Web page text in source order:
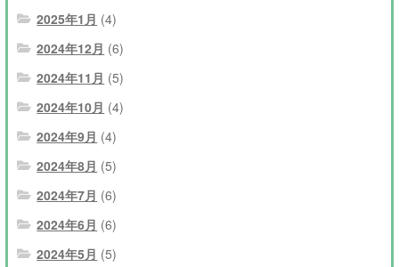
2025年1月 (4)
2024年12月 (6)
2024年11月 (5)
2024年10月 (4)
2024年9月 (4)
2024年8月 (5)
2024年7月 (6)
2024年6月 (6)
2024年5月 (5)